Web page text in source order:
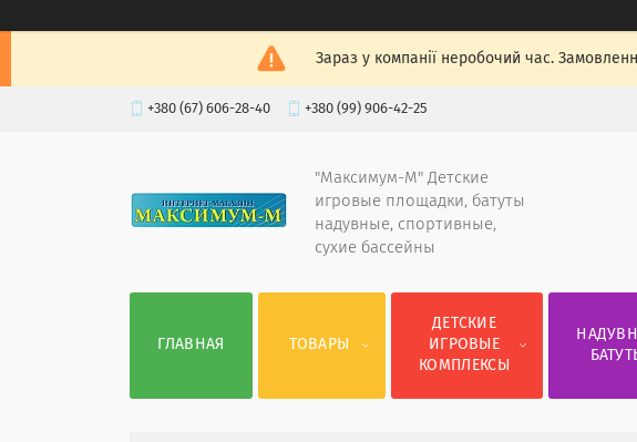
Зараз у компанії неробочий час.
+380 (67) 606-28-40 +380 (99) 906-42-25
"Максимум-М" Детские
игровые площадки, батуты
надувные, спортивные,
сухие бассейны
ГЛАВНАЯ ТОВАРЫ
ДЕТСКИЕ
ИГРОВЫЕ
КОМПЛЕКСЫ